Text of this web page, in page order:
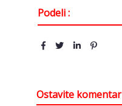
Podeli :
Ostavite komentar